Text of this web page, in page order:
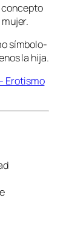
concepto
símbolo-
la hija.
Erotismo